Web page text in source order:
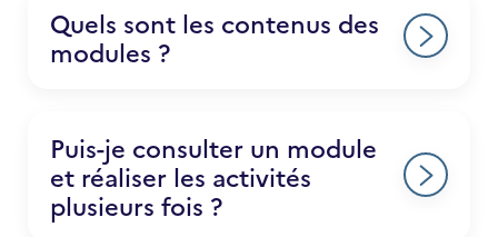
Quels sont les contenus des
modules ?
Puis-je consulter un module
et réaliser les activités
plusieurs fois ?